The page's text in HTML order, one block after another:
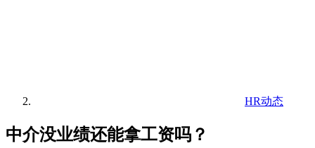
HR动态
中介没业绩还能拿工资吗？